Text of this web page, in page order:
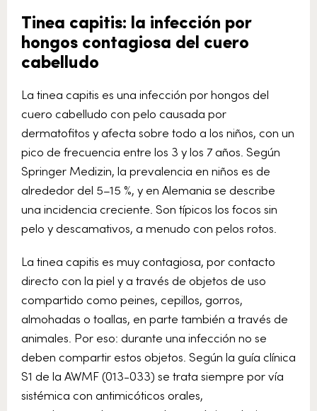
Tinea capitis: la infección por
hongos contagiosa del cuero
cabelludo
La tinea capitis es una infección por hongos del
cuero cabelludo con pelo causada por
dermatofitos y afecta sobre todo a los niños, con un
pico de frecuencia entre los 3 y los 7 años. Según
Springer Medizin, la prevalencia en niños es de
alrededor del 5–15 %, y en Alemania se describe
una incidencia creciente. Son típicos los focos sin
pelo y descamativos, a menudo con pelos rotos.
La tinea capitis es muy contagiosa, por contacto
directo con la piel y a través de objetos de uso
compartido como peines, cepillos, gorros,
almohadas o toallas, en parte también a través de
animales. Por eso: durante una infección no se
deben compartir estos objetos. Según la guía clínica
S1 de la AWMF (013-033) se trata siempre por vía
sistémica con antimicóticos orales,